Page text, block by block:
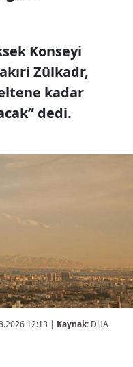
Konseyi
Zülkadr,
kadar
dedi.
12:13 | Kaynak: DHA